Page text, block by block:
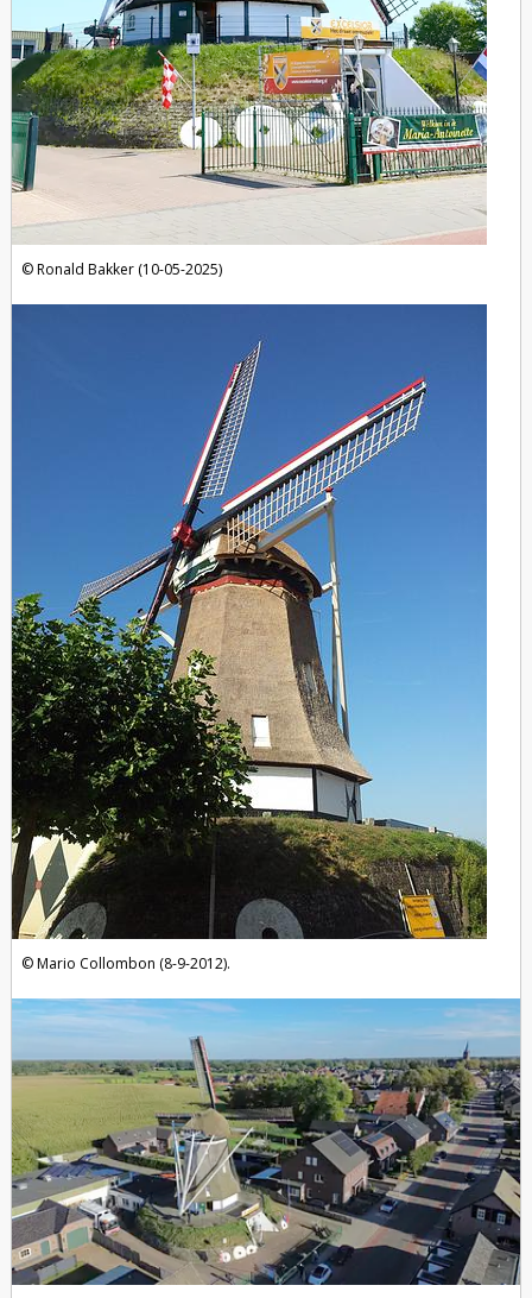
Ronald Bakker (10-05-2025)
Mario Collombon (8-9-2012).